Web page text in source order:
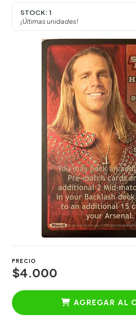
STOCK: 1
¡Últimas unidades!
PRECIO
$4.000
AGREGAR AL